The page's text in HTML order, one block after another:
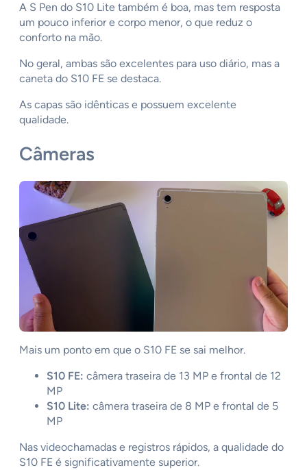
A S Pen do S10 Lite também é boa, mas tem resposta
um pouco inferior e corpo menor, o que reduz o
conforto na mão.
No geral, ambas são excelentes para uso diário, mas a
caneta do S10 FE se destaca.
As capas são idênticas e possuem excelente
qualidade.
Câmeras
Mais um ponto em que o S10 FE se sai melhor.
S10 FE: câmera traseira de 13 MP e frontal de 12
MP
S10 Lite: câmera traseira de 8 MP e frontal de 5
MP
Nas videochamadas e registros rápidos, a qualidade do
S10 FE é significativamente superior.